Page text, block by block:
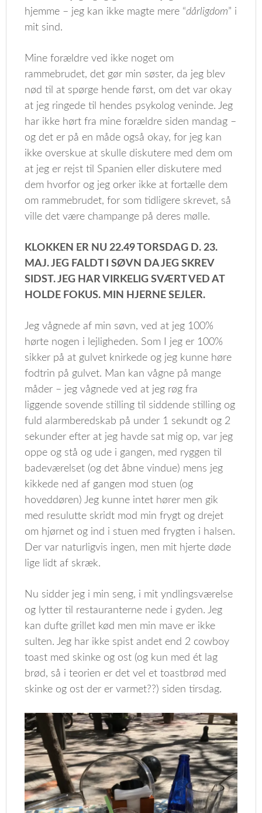
hjemme – jeg kan ikke magte mere “dårligdom” i
mit sind.
Mine forældre ved ikke noget om
rammebrudet, det gør min søster, da jeg blev
nød til at spørge hende først, om det var okay
at jeg ringede til hendes psykolog veninde. Jeg
har ikke hørt fra mine forældre siden mandag –
og det er på en måde også okay, for jeg kan
ikke overskue at skulle diskutere med dem om
at jeg er rejst til Spanien eller diskutere med
dem hvorfor og jeg orker ikke at fortælle dem
om rammebrudet, for som tidligere skrevet, så
ville det være champange på deres mølle.
KLOKKEN ER NU 22.49 TORSDAG D. 23.
MAJ. JEG FALDT I SØVN DA JEG SKREV
SIDST. JEG HAR VIRKELIG SVÆRT VED AT
HOLDE FOKUS. MIN HJERNE SEJLER.
Jeg vågnede af min søvn, ved at jeg 100%
hørte nogen i lejligheden. Som I jeg er 100%
sikker på at gulvet knirkede og jeg kunne høre
fodtrin på gulvet. Man kan vågne på mange
måder – jeg vågnede ved at jeg røg fra
liggende sovende stilling til siddende stilling og
fuld alarmberedskab på under 1 sekundt og 2
sekunder efter at jeg havde sat mig op, var jeg
oppe og stå og ude i gangen, med ryggen til
badeværelset (og det åbne vindue) mens jeg
kikkede ned af gangen mod stuen (og
hoveddøren) Jeg kunne intet hører men gik
med resulutte skridt mod min frygt og drejet
om hjørnet og ind i stuen med frygten i halsen.
Der var naturligvis ingen, men mit hjerte døde
lige lidt af skræk.
Nu sidder jeg i min seng, i mit yndlingsværelse
og lytter til restauranterne nede i gyden. Jeg
kan dufte grillet kød men min mave er ikke
sulten. Jeg har ikke spist andet end 2 cowboy
toast med skinke og ost (og kun med ét lag
brød, så i teorien er det vel et toastbrød med
skinke og ost der er varmet??) siden tirsdag.